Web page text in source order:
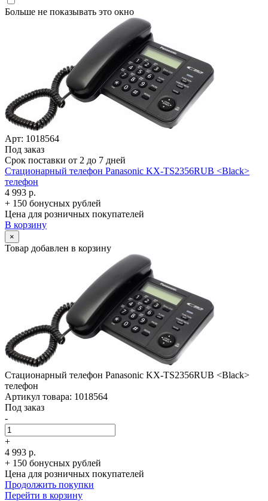
Больше не показывать это окно
Арт: 1018564
Под заказ
Срок поставки от 2 до 7 дней
Стационарный телефон Panasonic KX-TS2356RUB <Black>
телефон
4 993 р.
+ 150 бонусных рублей
Цена для розничных покупателей
В корзину
×
Товар добавлен в корзину
Стационарный телефон Panasonic KX-TS2356RUB <Black>
телефон
Артикул товара: 1018564
Под заказ
-
+
4 993 р.
+ 150 бонусных рублей
Цена для розничных покупателей
Продолжить покупки
Перейти в корзину